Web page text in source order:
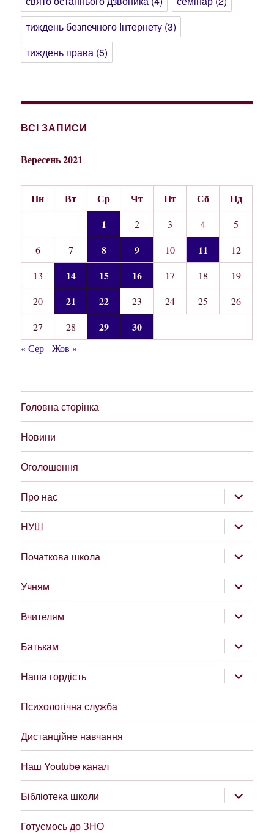
тиждень безпечного Інтернету (3)
тиждень права (5)
ВСІ ЗАПИСИ
Вересень 2021
Пн Вт Ср Чт Пт Сб
Нд
1
2 3 4
5
6
7 8 9 10 11
12
13
14 15 16 17 18
19
20
21 22 23 24 25
26
27
28 29 30
« Сер Жов »
Головна сторінка
Новини
Оголошення
Про нас
підменю
НУШ
підменю
Початкова школа
підменю
Учням
підменю
Вчителям
підменю
Батькам
підменю
Наша гордість
підменю
Психологічна служба
Дистанційне навчання
Наш Youtube канал
Бібліотека школи
підменю
Готуємось до ЗНО